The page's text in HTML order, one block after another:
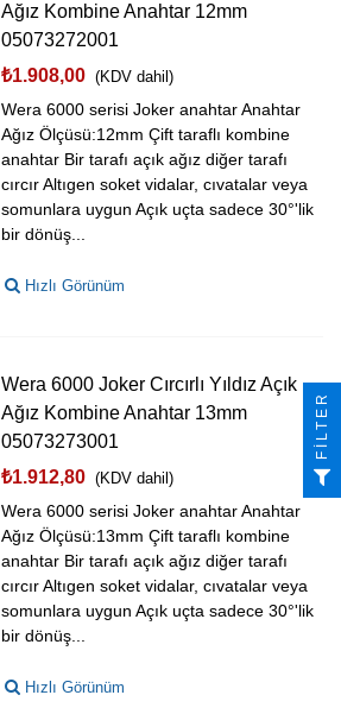
Ağız Kombine Anahtar 12mm
05073272001
₺1.908,00 (KDV dahil)
Wera 6000 serisi Joker anahtar Anahtar
Ağız Ölçüsü:12mm Çift taraflı kombine
anahtar Bir tarafı açık ağız diğer tarafı
cırcır Altıgen soket vidalar, cıvatalar veya
somunlara uygun Açık uçta sadece 30°'lik
bir dönüş...
Hızlı Görünüm
Wera 6000 Joker Cırcırlı Yıldız Açık
Ağız Kombine Anahtar 13mm
05073273001
₺1.912,80 (KDV dahil)
Wera 6000 serisi Joker anahtar Anahtar
Ağız Ölçüsü:13mm Çift taraflı kombine
anahtar Bir tarafı açık ağız diğer tarafı
cırcır Altıgen soket vidalar, cıvatalar veya
somunlara uygun Açık uçta sadece 30°'lik
bir dönüş...
Hızlı Görünüm
FILTER